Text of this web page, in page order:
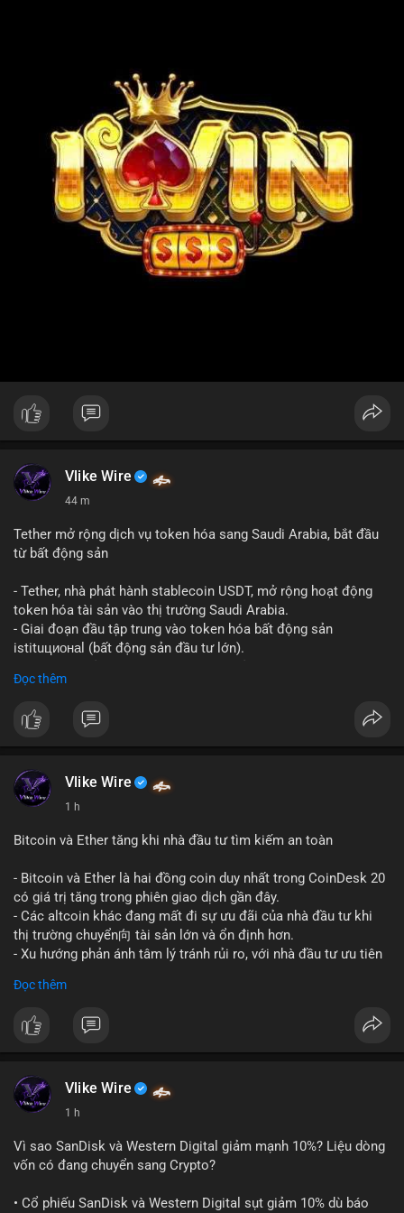
Vlike Wire
44 m
Tether mở rộng dịch vụ token hóa sang Saudi Arabia, bắt đầu
từ bất động sản
- Tether, nhà phát hành stablecoin USDT, mở rộng hoạt động
token hóa tài sản vào thị trường Saudi Arabia.
- Giai đoạn đầu tập trung vào token hóa bất động sản
istituционаl (bất động sản đầu tư lớn).
- Bước đi này nhằm tăng khả năng truy cập và thanh khoản cho
#binancesquare #cryptonews #usdt #tether #tokenization
$usdt
#vlikevn #titanbot
📰 Nguồn: CoinDesk
Đọc thêm
Vlike Wire
1 h
Bitcoin và Ether tăng khi nhà đầu tư tìm kiếm an toàn
- Bitcoin và Ether là hai đồng coin duy nhất trong CoinDesk 20
có giá trị tăng trong phiên giao dịch gần đây.
- Các altcoin khác đang mất đi sự ưu đãi của nhà đầu tư khi
thị trường chuyển向 tài sản lớn và ổn định hơn.
- Xu hướng phản ánh tâm lý tránh rủi ro, với nhà đầu tư ưu tiên
#vlikevn #titanbot
📰 Nguồn: CoinDesk
Đọc thêm
Vlike Wire
1 h
Vì sao SanDisk và Western Digital giảm mạnh 10%? Liệu dòng
vốn có đang chuyển sang Crypto?
• Cổ phiếu SanDisk và Western Digital sụt giảm 10% dù báo